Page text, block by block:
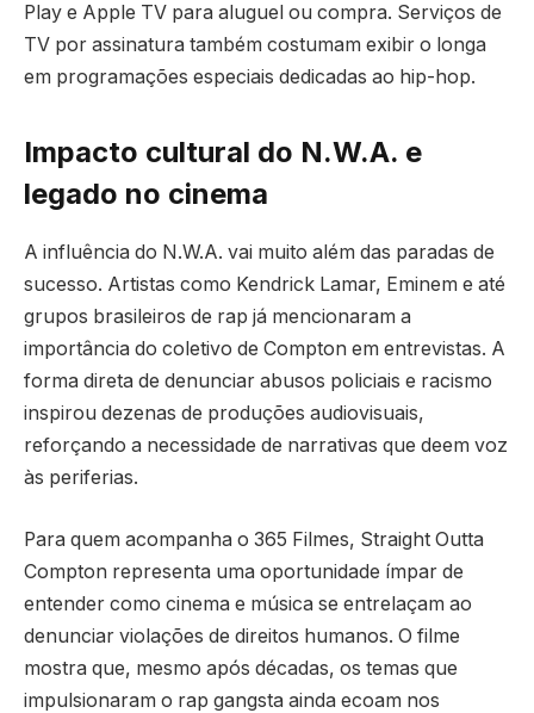
Play e Apple TV para aluguel ou compra. Serviços de
TV por assinatura também costumam exibir o longa
em programações especiais dedicadas ao hip-hop.
Impacto cultural do N.W.A. e
legado no cinema
A influência do N.W.A. vai muito além das paradas de
sucesso. Artistas como Kendrick Lamar, Eminem e até
grupos brasileiros de rap já mencionaram a
importância do coletivo de Compton em entrevistas. A
forma direta de denunciar abusos policiais e racismo
inspirou dezenas de produções audiovisuais,
reforçando a necessidade de narrativas que deem voz
às periferias.
Para quem acompanha o 365 Filmes, Straight Outta
Compton representa uma oportunidade ímpar de
entender como cinema e música se entrelaçam ao
denunciar violações de direitos humanos. O filme
mostra que, mesmo após décadas, os temas que
impulsionaram o rap gangsta ainda ecoam nos